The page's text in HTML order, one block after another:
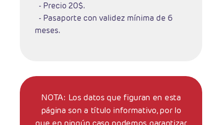
- Precio 20$.
- Pasaporte con validez mínima de 6
meses.
NOTA: Los datos que figuran en esta
página son a título informativo, por lo